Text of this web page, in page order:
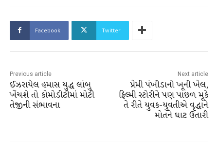
Facebook Twitter
Previous article
ઈઝરાયેલ હમાસ યુદ્ધ લાંબુ
ખેંચશે તો કોમોડીટીમાં મોટી
તેજીની સંભાવના
Next article
પ્રેમી પંખીડાનો ખૂની ખેલ,
ફિલ્મી સ્ટોરીને પણ પાછળ મૂકે
તે રીતે યુવક-યુવતીએ વૃદ્ધાને
મોતને ઘાટ ઉતારી